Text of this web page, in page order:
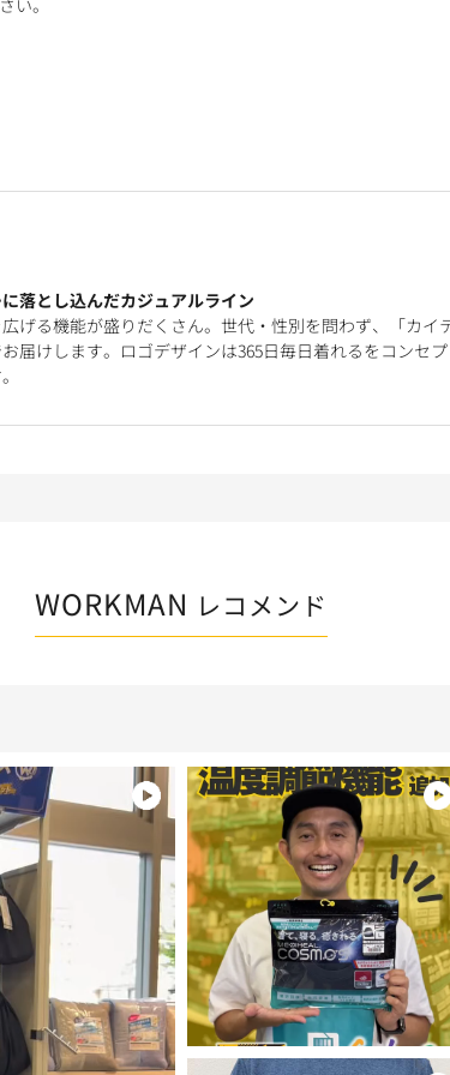
い。
落とし込んだカジュアルライン
げる機能が盛りだくさん。世代・性別を問わず、「カイ
届けします。ロゴデザインは365日毎日着れるをコンセプ
WORKMAN レコメンド